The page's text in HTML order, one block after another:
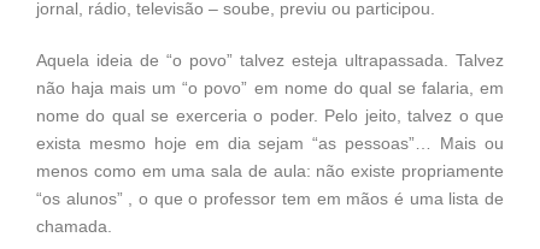
jornal, rádio, televisão – soube, previu ou participou.
Aquela ideia de “o povo” talvez esteja ultrapassada. Talvez
não haja mais um “o povo” em nome do qual se falaria, em
nome do qual se exerceria o poder. Pelo jeito, talvez o que
exista mesmo hoje em dia sejam “as pessoas”… Mais ou
menos como em uma sala de aula: não existe propriamente
“os alunos” , o que o professor tem em mãos é uma lista de
chamada.